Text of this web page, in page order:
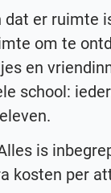
er ruimte
om te
en
school:
is
kosten per